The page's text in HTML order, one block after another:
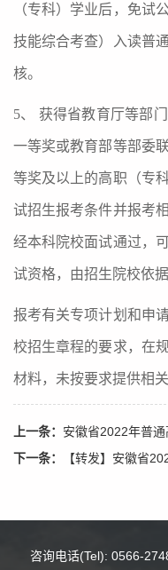
（专科）学业后，免试
技能综合考查）入读普
核。
5、 获得省教育厅等部
一等奖或教育部等部委
等奖及以上的高职（专
试招生报考条件并报考
经本科院校面试通过，
试资格，由招生院校依
报考有关专项计划和申
校招生章程的要求，在
材料，未按要求提供相
上一条： 安徽省2022年普
下一条：
【转发】安徽省
咨询电话(Tel): 0566-